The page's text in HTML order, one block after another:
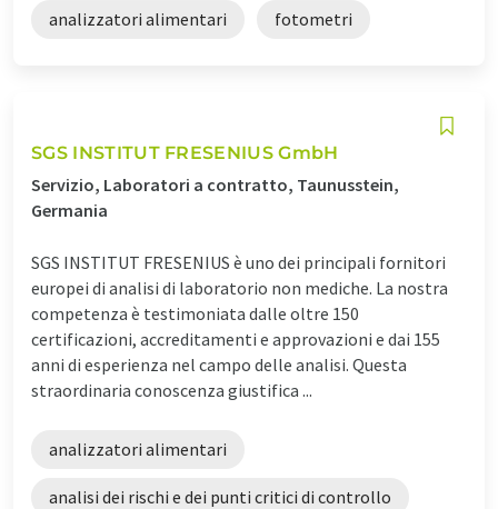
analizzatori alimentari fotometri
SGS INSTITUT FRESENIUS GmbH
Servizio, Laboratori a contratto, Taunusstein,
Germania
SGS INSTITUT FRESENIUS è uno dei principali fornitori
europei di analisi di laboratorio non mediche. La nostra
competenza è testimoniata dalle oltre 150
certificazioni, accreditamenti e approvazioni e dai 155
anni di esperienza nel campo delle analisi. Questa
straordinaria conoscenza giustifica ...
analizzatori alimentari
analisi dei rischi e dei punti critici di controllo